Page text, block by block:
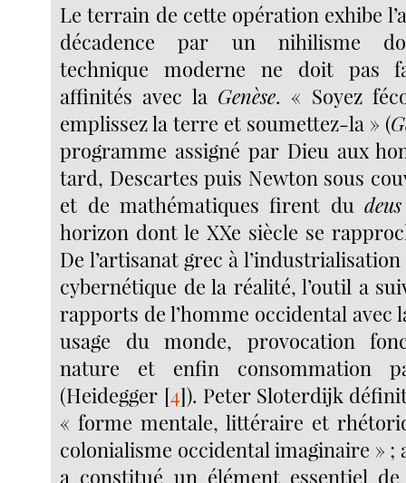
Le terrain de cette opération exhibe
décadence par un nihilisme
technique moderne ne doit pas
affinités avec la Genèse. « Soyez
emplissez la terre et soumettez-la » (
programme assigné par Dieu aux
tard, Descartes puis Newton sous
et de mathématiques firent du
horizon dont le XXe siècle se
De l’artisanat grec à
cybernétique de la réalité, l’outil a
rapports de l’homme occidental avec
usage du monde, provocation
nature et enfin consommation
(Heidegger [4]). Peter Sloterdijk
« forme mentale, littéraire et
colonialisme occidental imaginaire » ;
a constitué un élément essentiel